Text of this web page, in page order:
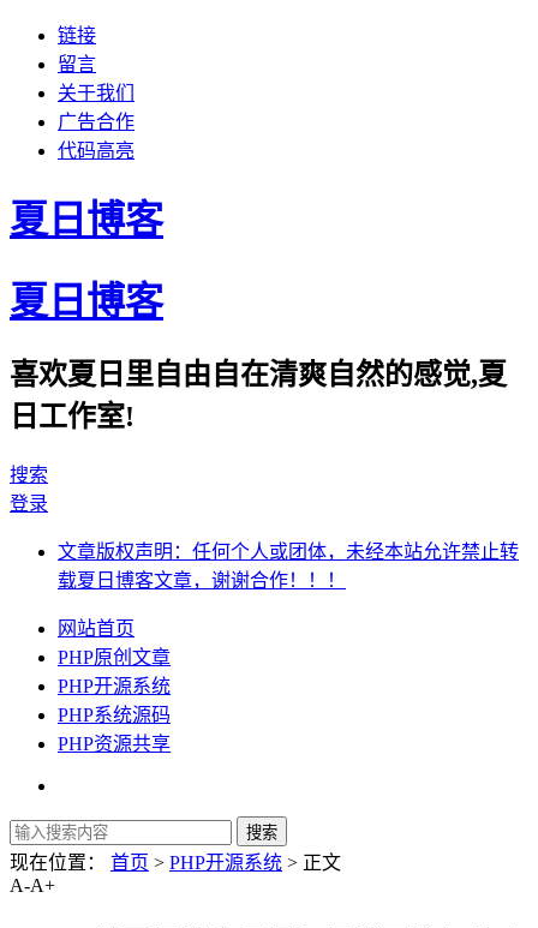
链接
留言
关于我们
广告合作
代码高亮
夏日博客
夏日博客
喜欢夏日里自由自在清爽自然的感觉,夏
日工作室!
搜索
登录
文章版权声明：任何个人或团体，未经本站允许禁止转
载夏日博客文章，谢谢合作！！！
网站首页
PHP原创文章
PHP开源系统
PHP系统源码
PHP资源共享
现在位置： 首页 > PHP开源系统 > 正文
A-A+